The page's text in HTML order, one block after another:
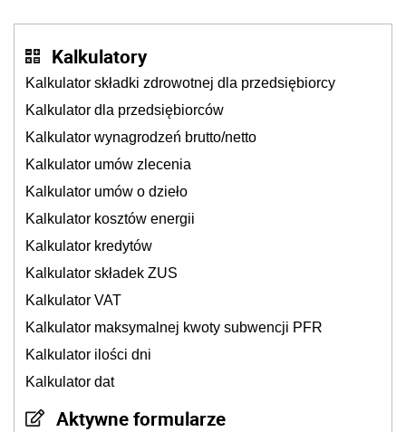
Kalkulatory
Kalkulator składki zdrowotnej dla przedsiębiorcy
Kalkulator dla przedsiębiorców
Kalkulator wynagrodzeń brutto/netto
Kalkulator umów zlecenia
Kalkulator umów o dzieło
Kalkulator kosztów energii
Kalkulator kredytów
Kalkulator składek ZUS
Kalkulator VAT
Kalkulator maksymalnej kwoty subwencji PFR
Kalkulator ilości dni
Kalkulator dat
Aktywne formularze